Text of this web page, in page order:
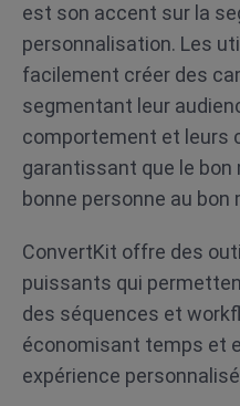
est son accent sur la
personnalisation. Les
facilement créer des
segmentant leur
comportement et leurs
garantissant que le
bonne personne au bon
ConvertKit offre des
puissants qui
des séquences et
économisant temps et
expérience